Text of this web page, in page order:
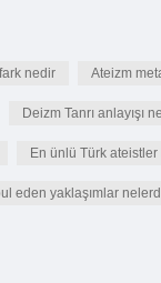
nedir Ateizm
Deizm Tanrı anlayışı
En ünlü Türk
eden yaklaşımlar